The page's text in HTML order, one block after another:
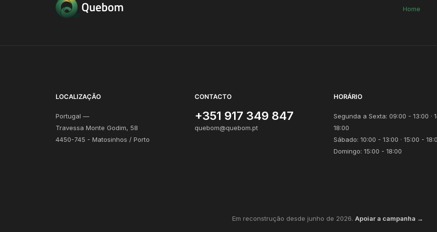
Home
LOCALIZAÇÃO
Portugal —
Travessa Monte Godim, 58
4450-745 - Matosinhos / Porto
CONTACTO
+351 917 349 847
quebom@quebom.pt
HORÁRIO
Segunda a Sexta: 09:00 - 13:00 ·
18:00
Sábado: 10:00 - 13:00 · 15:00 -
Domingo: 15:00 - 18:00
Em reconstrução desde junho de 2026. Apoiar a campanha →